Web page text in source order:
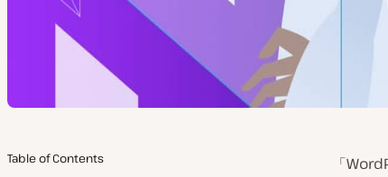
Table of Contents
「